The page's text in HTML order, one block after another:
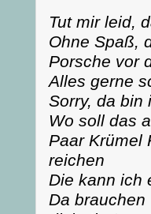
Tut mir leid,
Ohne Spaß,
Porsche vor
Alles gerne
Sorry, da bin
Wo soll das
Paar Krümel
reichen
Die kann ich
Da